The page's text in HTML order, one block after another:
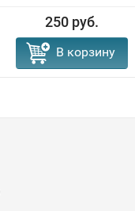
250 руб.
В корзину